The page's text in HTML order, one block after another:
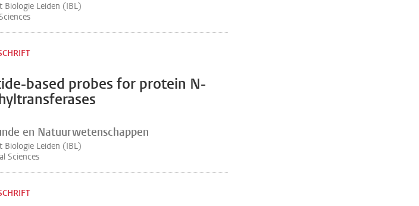
Biologie Leiden (IBL)
based probes for protein N-
en Natuurwetenschappen
Biologie Leiden (IBL)
Sciences